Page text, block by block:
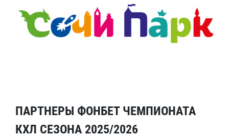
ПАРТНЕРЫ ФОНБЕТ ЧЕМПИОНАТА
КХЛ СЕЗОНА 2025/2026